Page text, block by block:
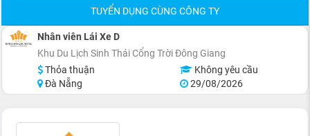
TUYỂN DỤNG CÙNG CÔNG TY
Nhân viên Lái Xe D
Khu Du Lịch Sinh Thái Cổng Trời Đông Giang
Thỏa thuận
Không yêu cầu
Đà Nẵng
29/08/2026